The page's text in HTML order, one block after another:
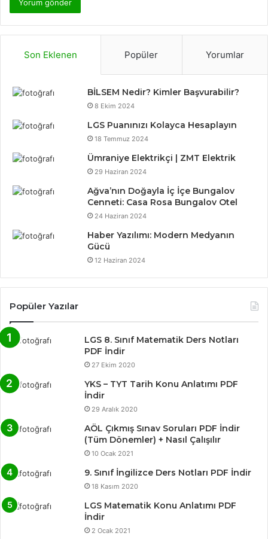
Son Eklenen Popüler Yorumlar
BİLSEM Nedir? Kimler Başvurabilir?
8 Ekim 2024
LGS Puanınızı Kolayca Hesaplayın
18 Temmuz 2024
Ümraniye Elektrikçi | ZMT Elektrik
29 Haziran 2024
Ağva’nın Doğayla İç İçe Bungalov
Cenneti: Casa Rosa Bungalov Otel
24 Haziran 2024
Haber Yazılımı: Modern Medyanın
Gücü
12 Haziran 2024
Popüler Yazılar
LGS 8. Sınıf Matematik Ders Notları
PDF İndir
27 Ekim 2020
YKS – TYT Tarih Konu Anlatımı PDF
İndir
29 Aralık 2020
AÖL Çıkmış Sınav Soruları PDF İndir
(Tüm Dönemler) + Nasıl Çalışılır
10 Ocak 2021
9. Sınıf İngilizce Ders Notları PDF İndir
18 Kasım 2020
LGS Matematik Konu Anlatımı PDF
İndir
2 Ocak 2021